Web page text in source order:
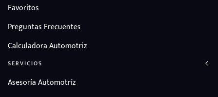
Favoritos
Preguntas Frecuentes
Calculadora Automotriz
SERVICIOS
Asesoría Automotríz